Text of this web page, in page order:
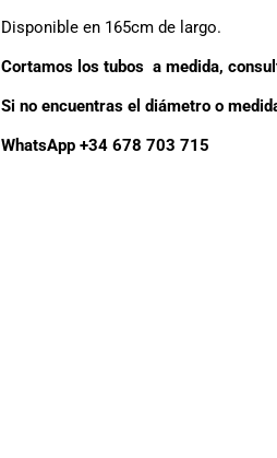
Disponible en 165cm de largo.
Cortamos los tubos a medida,
Si no encuentras el diámetro o
WhatsApp +34 678 703 715